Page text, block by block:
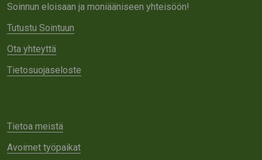
Soinnun eloisaan ja moniääniseen yhteisöön!
Tutustu Sointuun
Ota yhteyttä
Tietosuojaseloste
Tietoa meistä
Avoimet työpaikat